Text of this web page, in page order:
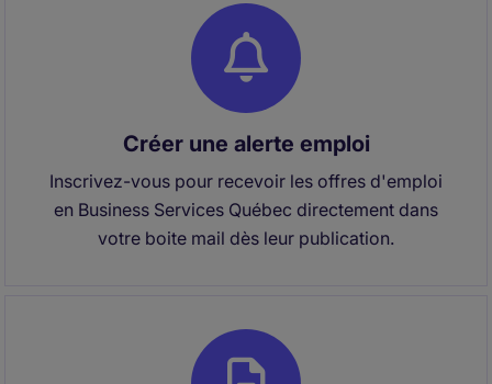
Créer une alerte emploi
Inscrivez-vous pour recevoir les offres d'emploi
en Business Services Québec directement dans
votre boite mail dès leur publication.